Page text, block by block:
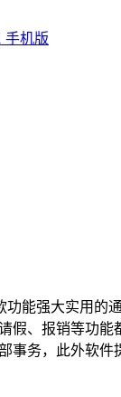
手机版
功能强大实用的
假、报销等功
事务，此外软